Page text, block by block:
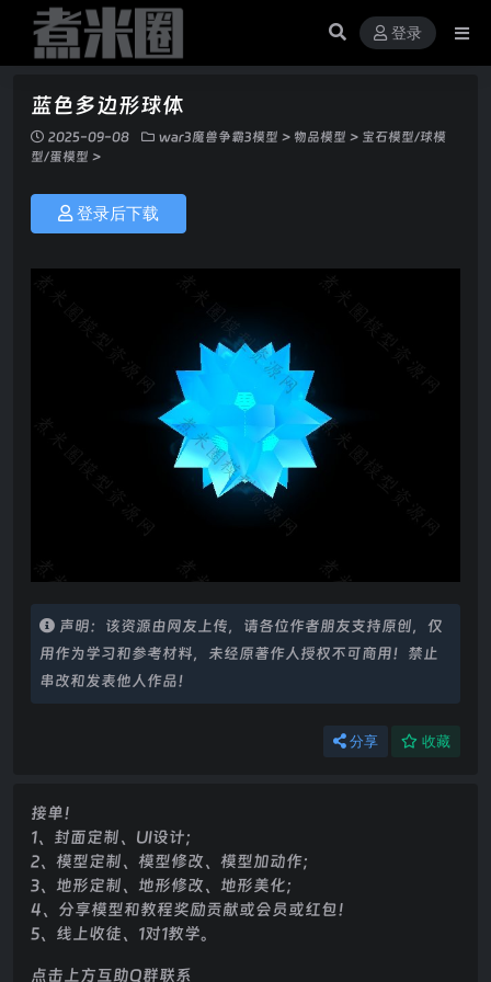
登录
蓝色多边形球体
2025-09-08 war3魔兽争霸3模型 > 物品模型 > 宝石模型/球模
型/蛋模型 >
登录后下载
声明：该资源由网友上传，请各位作者朋友支持原创，仅
用作为学习和参考材料，未经原著作人授权不可商用！禁止
串改和发表他人作品！
分享 收藏
接单！
1、封面定制、UI设计；
2、模型定制、模型修改、模型加动作；
3、地形定制、地形修改、地形美化；
4、分享模型和教程奖励贡献或会员或红包！
5、线上收徒、1对1教学。
点击上方互助Q群联系